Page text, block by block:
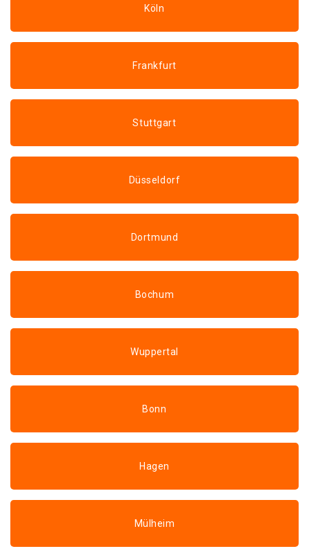
Köln
Frankfurt
Stuttgart
Düsseldorf
Dortmund
Bochum
Wuppertal
Bonn
Hagen
Mülheim